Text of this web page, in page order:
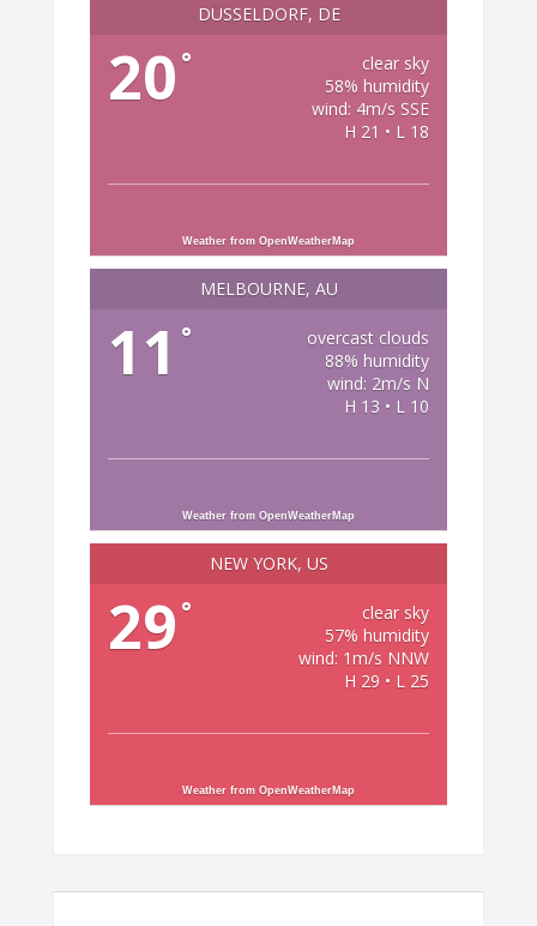
DÜSSELDORF, DE
20 °
clear sky
58% humidity
wind: 4m/s SSE
H 21 • L 18
Weather from OpenWeatherMap
MELBOURNE, AU
11 °
overcast clouds
88% humidity
wind: 2m/s N
H 13 • L 10
Weather from OpenWeatherMap
NEW YORK, US
29 °
clear sky
57% humidity
wind: 1m/s NNW
H 29 • L 25
Weather from OpenWeatherMap